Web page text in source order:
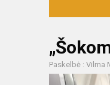
Paskelbė : Vilma